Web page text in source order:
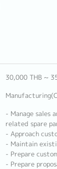
30,000 THB ~
- Manage sales
related spare
- Approach
- Maintain
- Prepare
- Prepare